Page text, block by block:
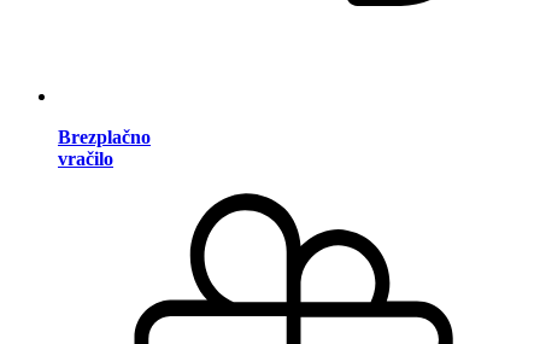
Brezplačno
vračilo